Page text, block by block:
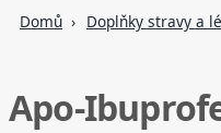
Domů Doplňky stravy a
Apo-